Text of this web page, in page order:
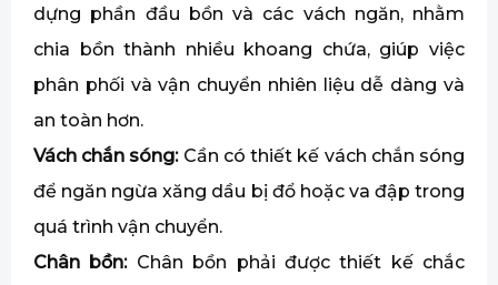
dựng phần đầu bồn và các vách ngăn, nhằm
chia bồn thành nhiều khoang chứa, giúp việc
phân phối và vận chuyển nhiên liệu dễ dàng và
an toàn hơn.
Vách chắn sóng:Cần có thiết kế vách chắn sóng
để ngăn ngừa xăng dầu bị đổ hoặc va đập trong
quá trình vận chuyển.
Chân bồn:Chân bồn phải được thiết kế chắc